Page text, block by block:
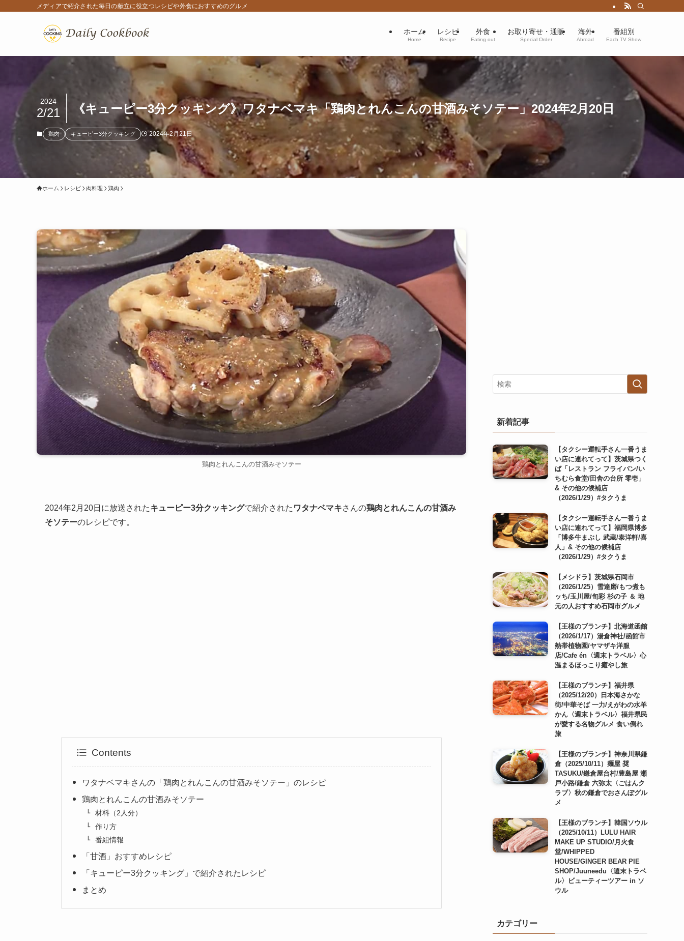
メディアで紹介された毎日の献立に役立つレシピや外食におすすめのグルメ
ホーム
Home
レシピ
Recipe
外食
Eating out
お取り寄せ・通販
Special Order
海外
Abroad
番組別
Each TV Show
《キューピー3分クッキング》ワタナベマキ「鶏肉とれんこんの甘酒みそソテー」2024年2月20日
2024
2/21
鶏肉 キューピー3分クッキング 2024年2月21日
ホーム レシピ 肉料理 鶏肉
鶏肉とれんこんの甘酒みそソテー
2024年2月20日に放送されたキューピー3分クッキングで紹介された ワタナベマキさんの鶏肉とれんこんの甘酒み
そソテーのレシピです。
Contents
ワタナベマキさんの「鶏肉とれんこんの甘酒みそソテー」のレシピ
鶏肉とれんこんの甘酒みそソテー
材料（2人分）
作り方
番組情報
「甘酒」おすすめレシピ
「キューピー3分クッキング」で紹介されたレシピ
まとめ
新着記事
【タクシー運転手さん一番うま
い店に連れてって】茨城県つく
ば「レストラン フライパン/い
ちむら食堂/田舎の台所 零壱」
& その他の候補店
（2026/1/29）#タクうま
【タクシー運転手さん一番うま
い店に連れてって】福岡県博多
「博多牛まぶし 武蔵/泰洋軒/喜
人」& その他の候補店
（2026/1/29）#タクうま
【メシドラ】茨城県石岡市
（2026/1/25）雪達磨/もつ煮も
ッち/玉川屋/旬彩 杉の子 ＆ 地
元の人おすすめ石岡市グルメ
【王様のブランチ】北海道函館
（2026/1/17）湯倉神社/函館市
熱帯植物園/ヤマザキ洋服
店/Cafe én〈週末トラベル〉心
温まるほっこり癒やし旅
【王様のブランチ】福井県
（2025/12/20）日本海さかな
街/中華そば 一力/えがわの水羊
かん〈週末トラベル〉福井県民
が愛する名物グルメ 食い倒れ
旅
【王様のブランチ】神奈川県鎌
倉（2025/10/11）麺屋 奨
TASUKU/鎌倉屋台村/豊島屋 瀬
戸小路/鎌倉 六弥太〈ごはんク
ラブ〉秋の鎌倉でおさんぽグル
メ
【王様のブランチ】韓国ソウル
（2025/10/11）LULU HAIR
MAKE UP STUDIO/月火食
堂/WHIPPED
HOUSE/GINGER BEAR PIE
SHOP/Juuneedu〈週末トラベ
ル〉ビューティーツアー in ソ
ウル
カテゴリー